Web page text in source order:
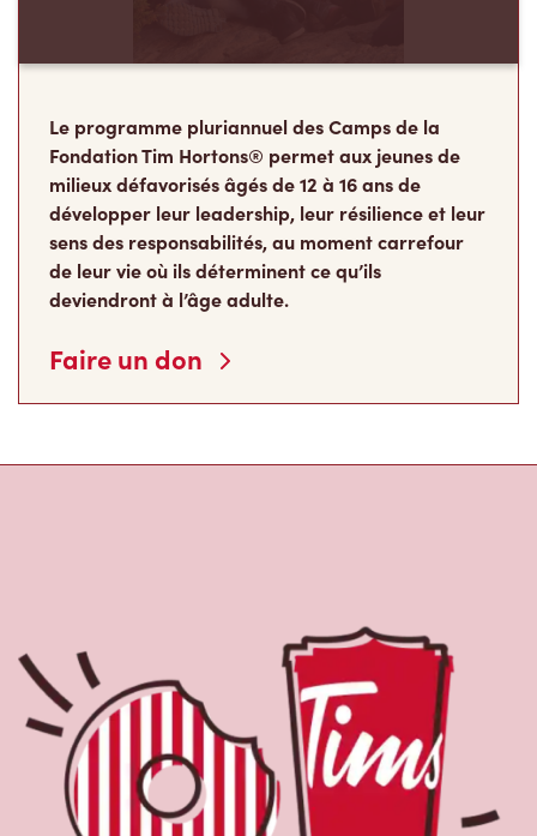
Le programme pluriannuel des Camps de la
Fondation Tim Hortons® permet aux jeunes de
milieux défavorisés âgés de 12 à 16 ans de
développer leur leadership, leur résilience et leur
sens des responsabilités, au moment carrefour
de leur vie où ils déterminent ce qu’ils
deviendront à l’âge adulte.
Faire un don